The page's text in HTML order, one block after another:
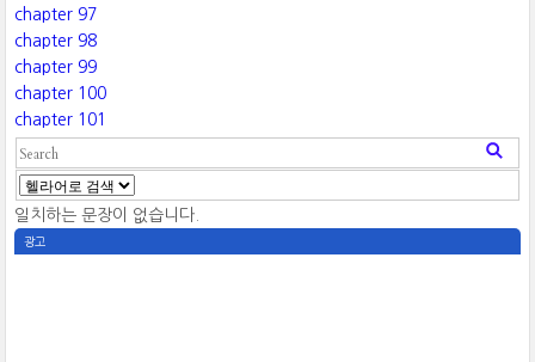
chapter 97
chapter 98
chapter 99
chapter 100
chapter 101
일치하는 문장이 없습니다.
광고